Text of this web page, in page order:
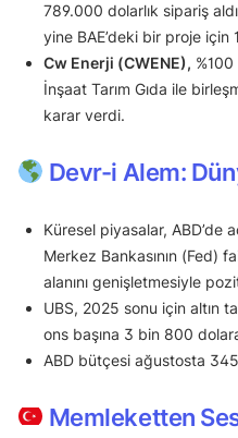
789.000 dolarlık sipariş
yine BAE’deki bir proje için
Cw Enerji (CWENE),
İnşaat Tarım Gıda ile
karar verdi.
Devr-i Alem:
Küresel piyasalar, ABD’de
Merkez Bankasının (Fed)
alanını genişletmesiyle
UBS, 2025 sonu için altın
ons başına 3 bin 800
ABD bütçesi ağustosta
Memleketten